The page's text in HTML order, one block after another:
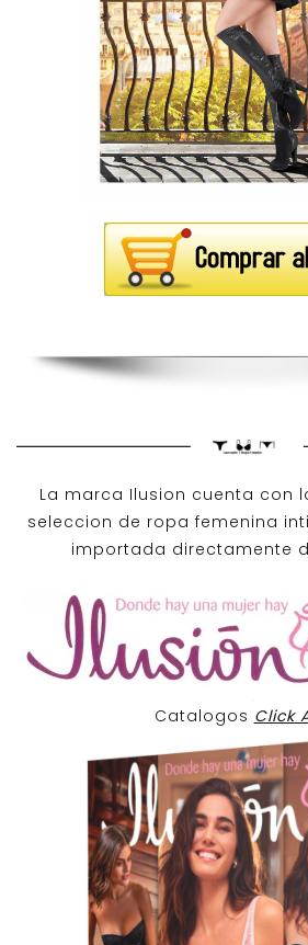
La marca Ilusion cuenta con
seleccion de ropa femenina
importada directamente
Catalogos Click